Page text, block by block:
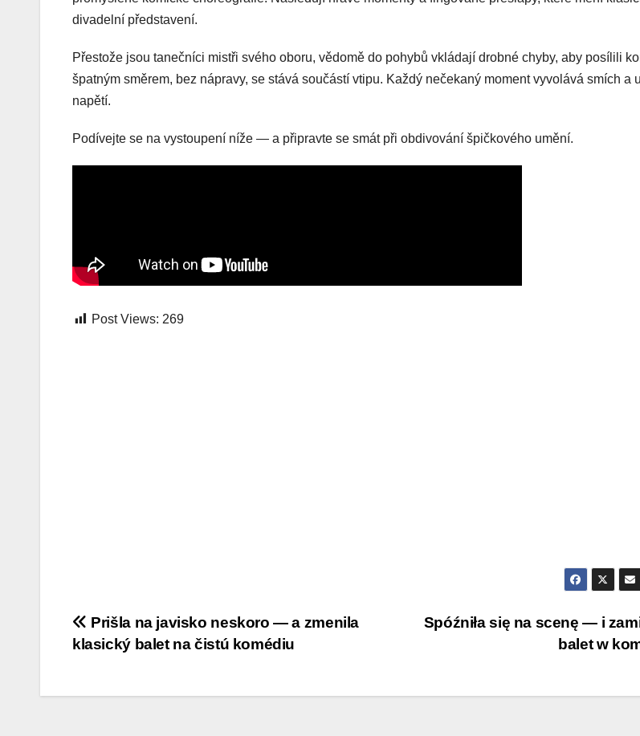
divadelní představení.
Přestože jsou tanečníci mistři svého oboru, vědomě do pohybů vkládají drobné chyby, aby posílili
špatným směrem, bez nápravy, se stává součástí vtipu. Každý nečekaný moment vyvolává smích a
napětí.
Podívejte se na vystoupení níže — a připravte se smát při obdivování špičkového umění.
Post Views: 269
Post
navigation
Spóźniła się na scenę — i
balet w
Prišla na javisko neskoro — a zmenila
klasický balet na čistú komédiu